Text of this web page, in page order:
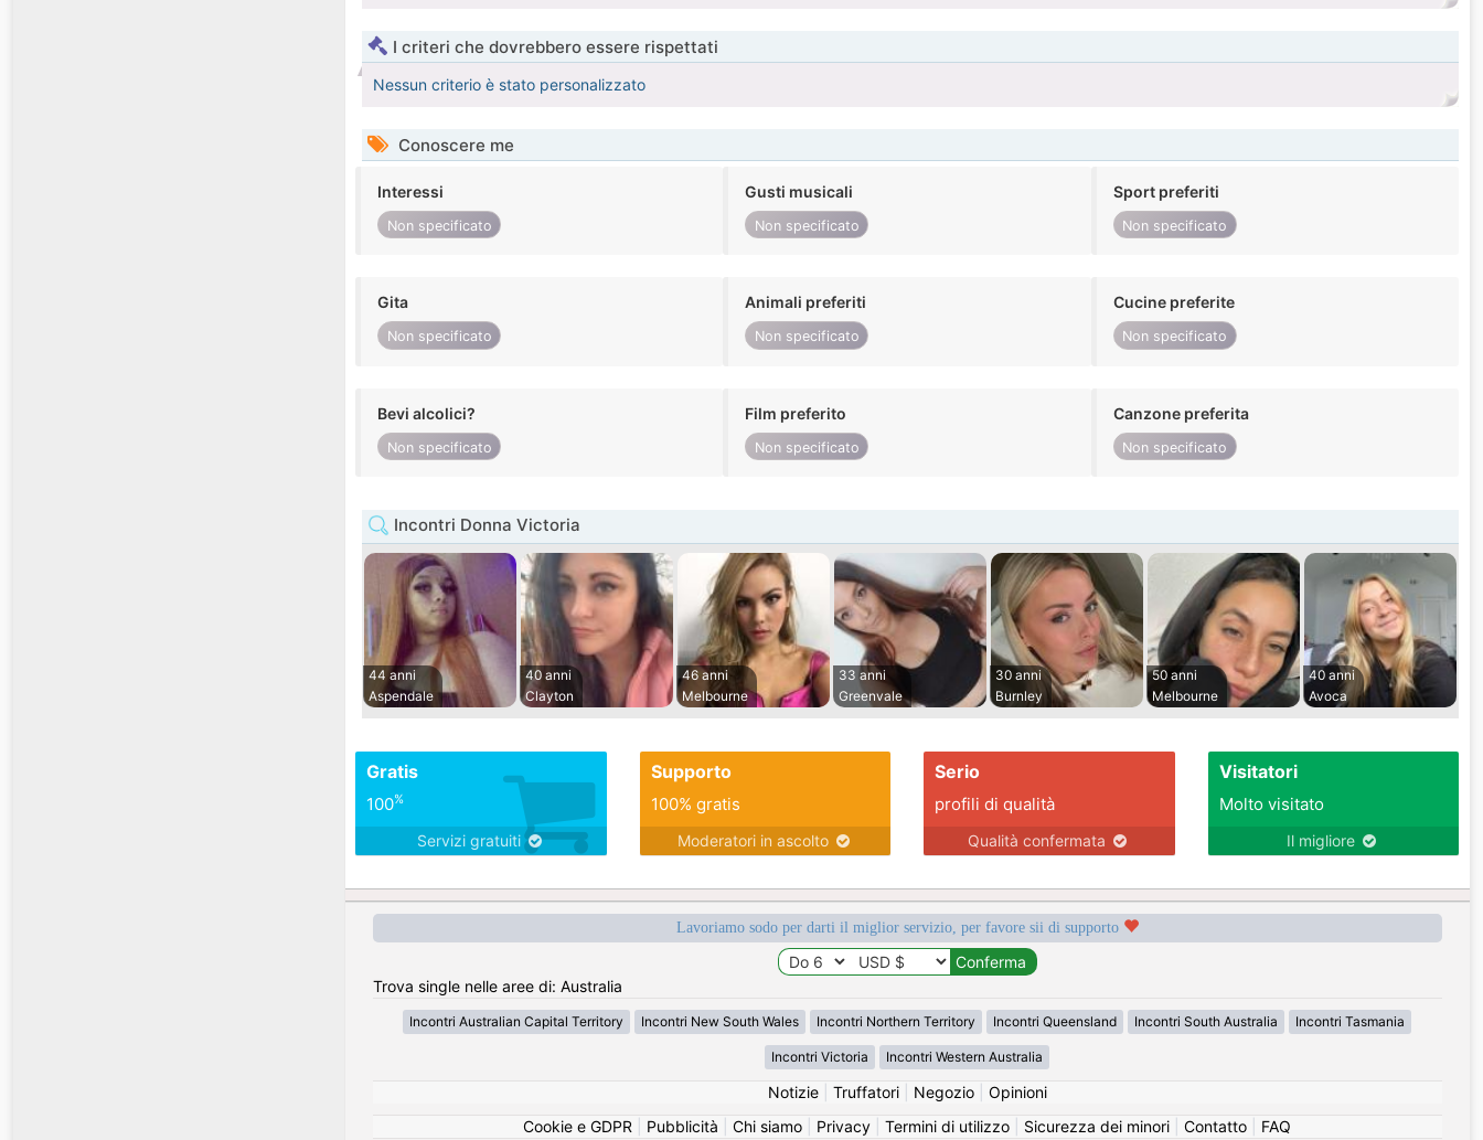
I criteri che dovrebbero essere rispettati
Nessun criterio è stato personalizzato
Conoscere me
Interessi
Non specificato
Gusti musicali
Non specificato
Sport preferiti
Non specificato
Gita
Non specificato
Animali preferiti
Non specificato
Cucine preferite
Non specificato
Bevi alcolici?
Non specificato
Film preferito
Non specificato
Canzone preferita
Non specificato
Incontri Donna Victoria
44 anni
Aspendale
40 anni
Clayton
46 anni
Melbourne
33 anni
Greenvale
30 anni
Burnley
50 anni
Melbourne
40 anni
Avoca
Gratis
100%
Servizi gratuiti
Supporto
100% gratis
Moderatori in ascolto
Serio
profili di qualità
Qualità confermata
Visitatori
Molto visitato
Il migliore
Lavoriamo sodo per darti il miglior servizio, per favore sii di supporto
Trova single nelle aree di: Australia
Incontri Australian Capital Territory Incontri New South Wales Incontri Northern Territory Incontri Queensland Incontri South Australia Incontri Tasmania
Incontri Victoria Incontri Western Australia
Notizie| Truffatori| Negozio| Opinioni
Cookie e GDPR
Pubblicità Chi siamo Privacy Termini di utilizzo Sicurezza dei minori Contatto FAQ